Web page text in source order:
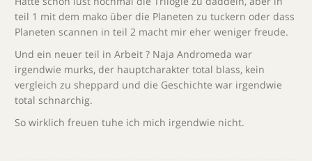
teil 1 mit dem mako über die Planeten zu tuckern oder dass
Planeten scannen in teil 2 macht mir eher weniger freude.
Und ein neuer teil in Arbeit ? Naja Andromeda war
irgendwie murks, der hauptcharakter total blass, kein
vergleich zu sheppard und die Geschichte war irgendwie
total schnarchig.
So wirklich freuen tuhe ich mich irgendwie nicht.